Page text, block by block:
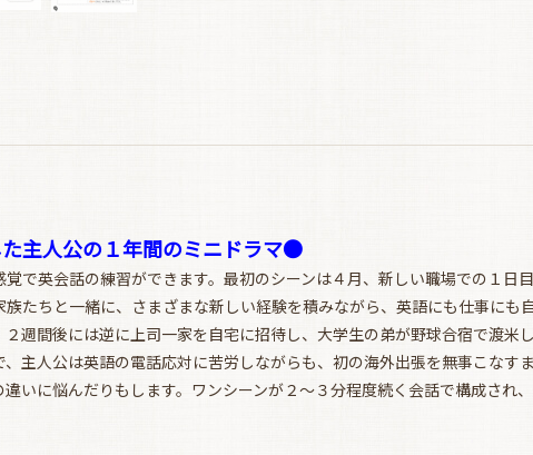
主人公の１年間のミニドラマ●
で英会話の練習ができます。最初のシーンは４月、新しい職場での１日
たちと一緒に、さまざまな新しい経験を積みながら、英語にも仕事にも
週間後には逆に上司一家を自宅に招待し、大学生の弟が野球合宿で渡米
主人公は英語の電話応対に苦労しながらも、初の海外出張を無事こなす
いに悩んだりもします。ワンシーンが２〜３分程度続く会話で構成され、